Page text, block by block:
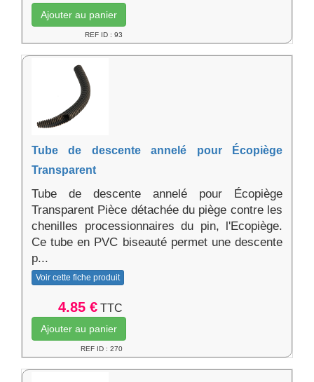
Ajouter au panier
REF ID : 93
Tube de descente annelé pour Écopiège
Transparent
Tube de descente annelé pour Écopiège
Transparent Pièce détachée du piège contre les
chenilles processionnaires du pin, l'Ecopiège.
Ce tube en PVC biseauté permet une descente
p...
Voir cette fiche produit
4.85 € TTC
Ajouter au panier
REF ID : 270